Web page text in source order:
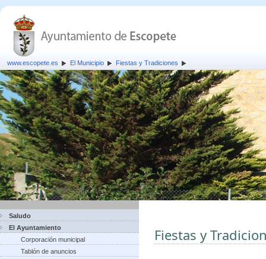
www.escopete.es El Municipio Fiestas y Tradiciones
Saludo
El Ayuntamiento
Corporación municipal
Tablón de anuncios
Fiestas y